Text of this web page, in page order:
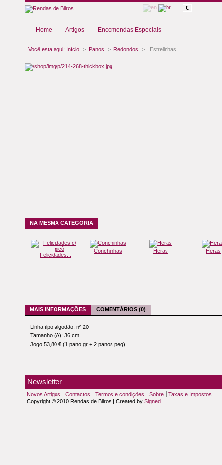
€
Home Artigos Encomendas Especiais
Você esta aqui: Início > Panos > Redondos > Estrelinhas
NA MESMA CATEGORIA
Felicidades...
Conchinhas Heras Heras
MAIS INFORMAÇÕES COMENTÁRIOS (0)
Linha tipo algodão, nº 20
Tamanho (A): 36 cm
Jogo 53,80 € (1 pano gr + 2 panos peq)
Newsletter
Novos Artigos Contactos Termos e condições Sobre
Taxas e Impostos
Copyright © 2010 Rendas de Bilros | Created by Signed